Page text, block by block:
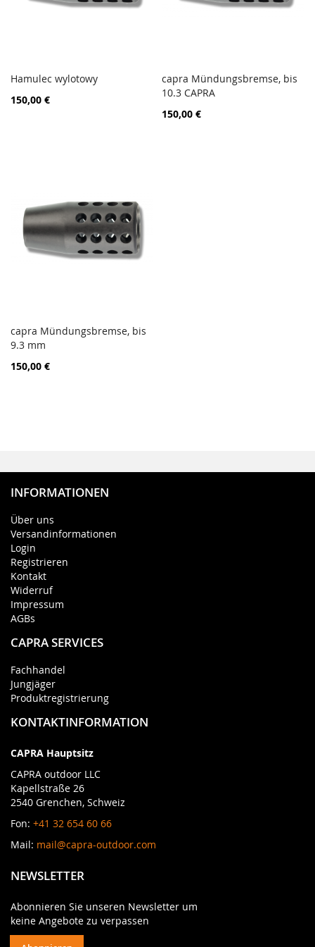
PORÓWNAJ
Hamulec wylotowy
150,00 €
Dodaj do koszyka
capra Mündungsbremse, bis
10.3 CAPRA
150,00 €
Dodaj do koszyka
capra Mündungsbremse, bis
9.3 mm
150,00 €
INFORMATIONEN
Über uns
Versandinformationen
Login
Registrieren
Kontakt
Widerruf
Impressum
AGBs
CAPRA SERVICES
Fachhandel
Jungjäger
Produktregistrierung
KONTAKTINFORMATION
CAPRA Hauptsitz
CAPRA outdoor LLC
Kapellstraße 26
2540 Grenchen, Schweiz
Fon: +41 32 654 60 66
Mail: mail@capra-outdoor.com
NEWSLETTER
Abonnieren Sie unseren Newsletter um
keine Angebote zu verpassen